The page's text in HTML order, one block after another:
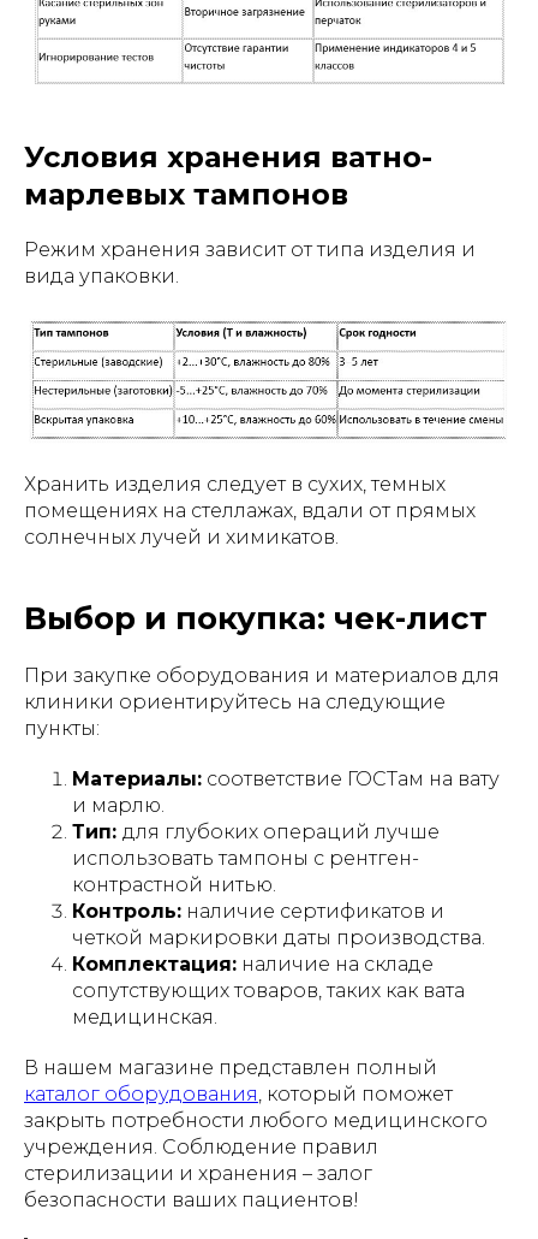
Условия хранения ватно-
марлевых тампонов
Режим хранения зависит от типа изделия и
вида упаковки.
Хранить изделия следует в сухих, темных
помещениях на стеллажах, вдали от прямых
солнечных лучей и химикатов.
Выбор и покупка: чек-лист
При закупке оборудования и материалов для
клиники ориентируйтесь на следующие
пункты:
Материалы: соответствие ГОСТам на вату
и марлю.
Тип: для глубоких операций лучше
использовать тампоны с рентген-
контрастной нитью.
Контроль: наличие сертификатов и
четкой маркировки даты производства.
Комплектация: наличие на складе
сопутствующих товаров, таких как вата
медицинская.
В нашем магазине представлен полный
каталог оборудования, который поможет
закрыть потребности любого медицинского
учреждения. Соблюдение правил
стерилизации и хранения – залог
безопасности ваших пациентов!